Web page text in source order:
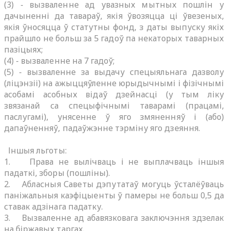
(3) - вызваленне ад увазных мытных пошлін у
дачыненні да тавараў, якiя ўвозяцца цi ўвезеных,
якія ўносяцца ў статутны фонд, з даты выпуску якіх
прайшло не больш за 5 гадоў па некаторых таварных
пазіцыях;
(4) - вызваленне на 7 гадоў;
(5) - вызваленне за выдачу спецыяльнага дазволу
(ліцэнзіі) на ажыццяўленне юрыдычнымі і фізічнымі
асобамі асобных відаў дзейнасці (у тым ліку
звязанай са спецыфічнымі таварамі (працамі,
паслугамі), унясенне ў яго змяненняў і (або)
дапаўненняў, падаўжэнне тэрміну яго дзеяння.
Іншыя льготы:
1. Права не вылічваць і не выплачваць іншыя
падаткі, зборы (пошліны).
2. Абласныя Саветы дэпутатаў могуць ўсталёўваць
паніжальныя каэфіцыенты ў памеры не больш 0,5 да
ставак адзінага падатку.
3. Вызваленне ад абавязковага заключэння здзелак